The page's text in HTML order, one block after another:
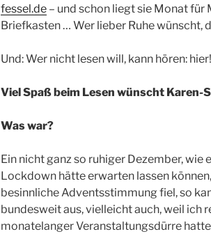
fessel.de – und schon liegt sie Monat für
Briefkasten … Wer lieber Ruhe wünscht,
Und: Wer nicht lesen will, kann hören: hier!
Viel Spaß beim Lesen wünscht Karen-
Was war?
Ein nicht ganz so ruhiger Dezember, wie
Lockdown hätte erwarten lassen
besinnliche Adventsstimmung fiel, so
bundesweit aus, vielleicht auch, weil ich
monatelanger Veranstaltungsdürre